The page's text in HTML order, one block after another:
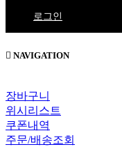
로그인
NAVIGATION
장바구니
위시리스트
쿠폰내역
주문/배송조회